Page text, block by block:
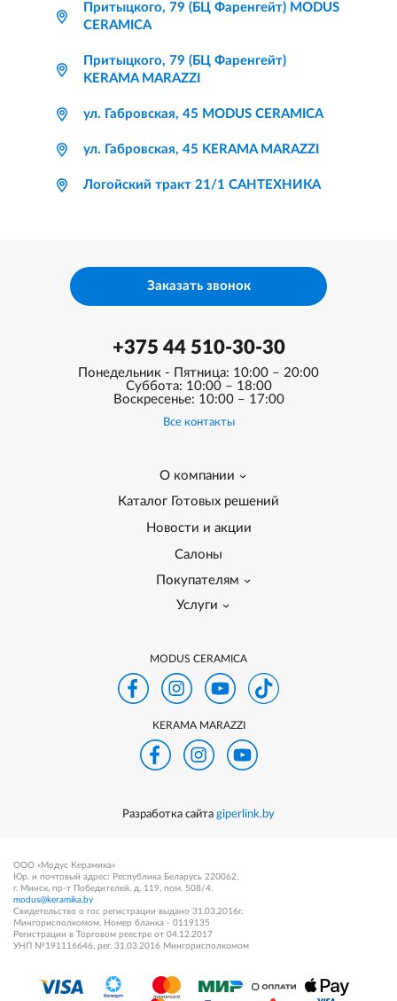
Притыцкого, 79 (БЦ Фаренгейт) MODUS
CERAMICA
Притыцкого, 79 (БЦ Фаренгейт)
KERAMA MARAZZI
ул. Габровская, 45 MODUS CERAMICA
ул. Габровская, 45 KERAMA MARAZZI
Логойский тракт 21/1 САНТЕХНИКА
+375 44 510-30-30
Понедельник - Пятница: 10:00 – 20:00
Суббота: 10:00 – 18:00
Воскресенье: 10:00 – 17:00
Все контакты
О компании
Каталог Готовых решений
Новости и акции
Салоны
Покупателям
Услуги
Заказать звонок
MODUS CERAMICA
KERAMA MARAZZI
Разработка сайта giperlink.by
ООО «Модус Керамика»
Юр. и почтовый адрес: Республика Беларусь 220062,
г. Минск, пр-т Победителей, д. 119, пом. 508/4.
modus@keramika.by
Свидетельство о гос регистрации выдано 31.03.2016г.
Мингорисполкомом. Номер бланка - 0119135
Регистрации в Торговом реестре от 04.12.2017
УНП №191116646, рег. 31.03.2016 Мингорисполкомом